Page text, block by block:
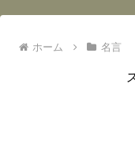
ホーム 名言